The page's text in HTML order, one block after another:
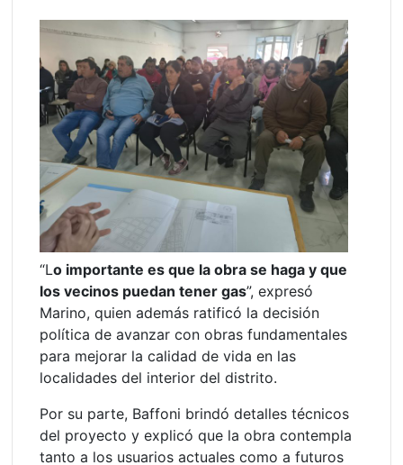
“Lo importante es que la obra se haga y que
los vecinos puedan tener gas”, expresó
Marino, quien además ratificó la decisión
política de avanzar con obras fundamentales
para mejorar la calidad de vida en las
localidades del interior del distrito.
Por su parte, Baffoni brindó detalles técnicos
del proyecto y explicó que la obra contempla
tanto a los usuarios actuales como a futuros